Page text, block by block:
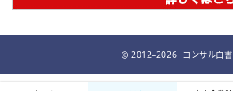
2012–2026 コンサル白書